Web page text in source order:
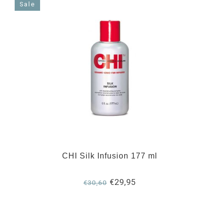
Sale
CHI Silk Infusion 177 ml
€30,60€29,95